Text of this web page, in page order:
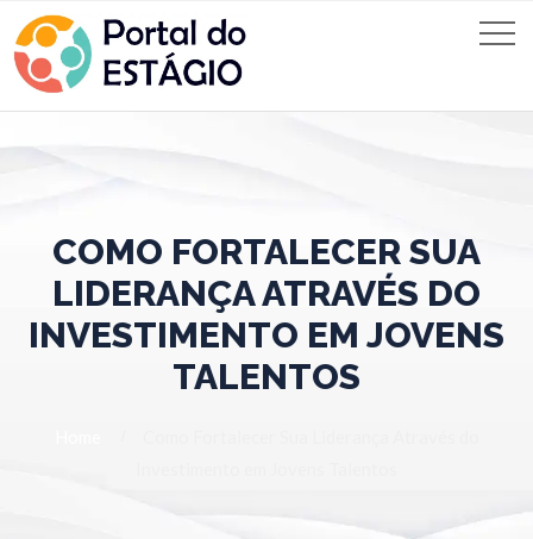
COMO FORTALECER SUA
LIDERANÇA ATRAVÉS DO
INVESTIMENTO EM JOVENS
TALENTOS